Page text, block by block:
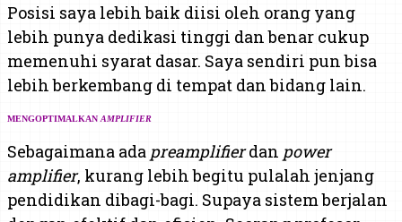
Posisi saya lebih baik diisi oleh orang yang
lebih punya dedikasi tinggi dan benar cukup
memenuhi syarat dasar. Saya sendiri pun bisa
lebih berkembang di tempat dan bidang lain.
MENGOPTIMALKAN AMPLIFIER
Sebagaimana ada preamplifierdan power
amplifier, kurang lebih begitu pulalah jenjang
pendidikan dibagi-bagi. Supaya sistem berjalan